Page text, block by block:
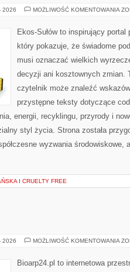
2026 MOŻLIWOŚĆ KOMENTOWANIA
Ekos-Sułów to inspirujący portal
który pokazuje, że świadome
musi oznaczać wielkich
decyzji ani kosztownych zmian.
czytelnik może znaleźć
przystępne teksty dotyczące
energii, recyklingu, przyrody i
styl życia. Strona została
wyzwania środowiskowe,
I CRUELTY FREE
2026 MOŻLIWOŚĆ KOMENTOWANIA
Bioarp24.pl to internetowa